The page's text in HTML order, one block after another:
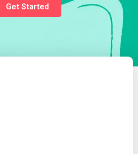
Get Started